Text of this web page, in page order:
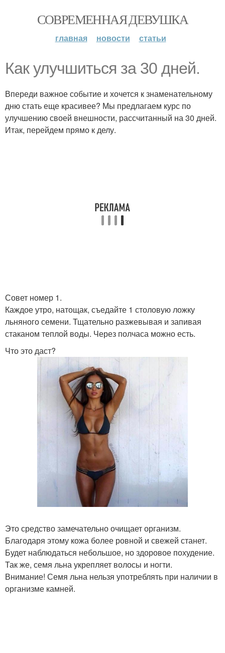
СОВРЕМЕННАЯ ДЕВУШКА
главная новости статьи
Как улучшиться за 30 дней.
Впереди важное событие и хочется к знаменательному
дню стать еще красивее? Мы предлагаем курс по
улучшению своей внешности, рассчитанный на 30 дней.
Итак, перейдем прямо к делу.
Совет номер 1.
Каждое утро, натощак, съедайте 1 столовую ложку
льняного семени. Тщательно разжевывая и запивая
стаканом теплой воды. Через полчаса можно есть.
Что это даст?
Это средство замечательно очищает организм.
Благодаря этому кожа более ровной и свежей станет.
Будет наблюдаться небольшое, но здоровое похудение.
Так же, семя льна укрепляет волосы и ногти.
Внимание! Семя льна нельзя употреблять при наличии в
организме камней.